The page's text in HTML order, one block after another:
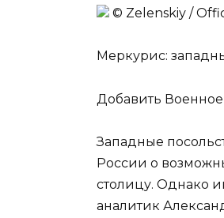
© Zеlеnskiу /
Меркурис:
Добавить
Западные
России о
столицу. Однако
аналитик